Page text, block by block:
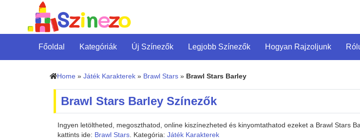
Főoldal Kategóriák Új Színezők Legjobb Színezők Hogyan Rajzoljunk
Home » Játék Karakterek » Brawl Stars » Brawl Stars Barley
Brawl Stars Barley Színezők
Ingyen letöltheted, megoszthatod, online kiszínezheted és kinyomtathatod ezeket a Brawl Stars
kattints ide: Brawl Stars. Kategória: Játék Karakterek